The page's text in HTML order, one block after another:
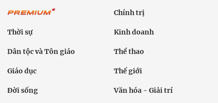
Chính trị
Thời sự Kinh doanh
Dân tộc và Tôn giáo Thể thao
Giáo dục Thế giới
Đời sống Văn hóa - Giải trí